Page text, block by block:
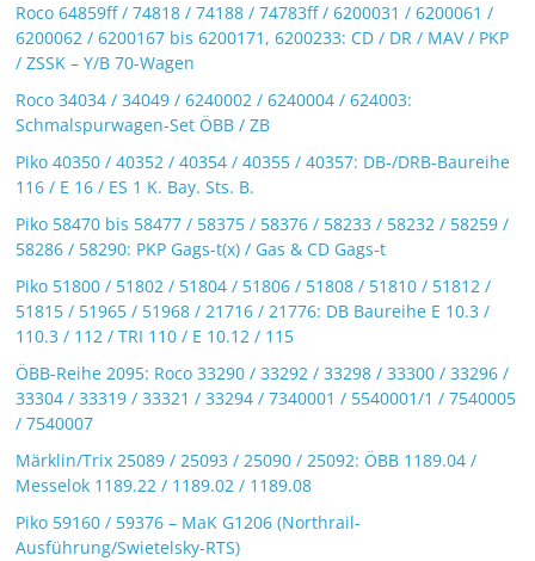
Roco 64859ff / 74818 / 74188 / 74783ff / 6200031 / 6200061 /
6200062 / 6200167 bis 6200171, 6200233: CD / DR / MAV / PKP
/ ZSSK – Y/B 70-Wagen
Roco 34034 / 34049 / 6240002 / 6240004 / 624003:
Schmalspurwagen-Set ÖBB / ZB
Piko 40350 / 40352 / 40354 / 40355 / 40357: DB-/DRB-Baureihe
116 / E 16 / ES 1 K. Bay. Sts. B.
Piko 58470 bis 58477 / 58375 / 58376 / 58233 / 58232 / 58259 /
58286 / 58290: PKP Gags-t(x) / Gas & CD Gags-t
Piko 51800 / 51802 / 51804 / 51806 / 51808 / 51810 / 51812 /
51815 / 51965 / 51968 / 21716 / 21776: DB Baureihe E 10.3 /
110.3 / 112 / TRI 110 / E 10.12 / 115
ÖBB-Reihe 2095: Roco 33290 / 33292 / 33298 / 33300 / 33296 /
33304 / 33319 / 33321 / 33294 / 7340001 / 5540001/1 / 7540005
/ 7540007
Märklin/Trix 25089 / 25093 / 25090 / 25092: ÖBB 1189.04 /
Messelok 1189.22 / 1189.02 / 1189.08
Piko 59160 / 59376 – MaK G1206 (Northrail-
Ausführung/Swietelsky-RTS)